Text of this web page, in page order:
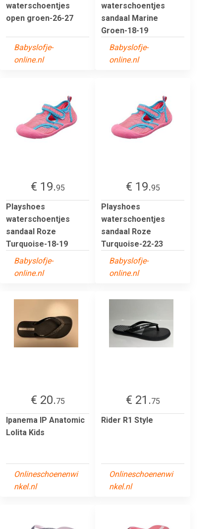
waterschoentjes
open groen-26-27
Babyslofje-
online.nl
waterschoentjes
sandaal Marine
Groen-18-19
Babyslofje-
online.nl
€ 19.95
Playshoes
waterschoentjes
sandaal Roze
Turquoise-18-19
Babyslofje-
online.nl
€ 19.95
Playshoes
waterschoentjes
sandaal Roze
Turquoise-22-23
Babyslofje-
online.nl
€ 20.75
Ipanema IP Anatomic
Lolita Kids
Onlineschoenenwi
nkel.nl
€ 21.75
Rider R1 Style
Onlineschoenenwi
nkel.nl